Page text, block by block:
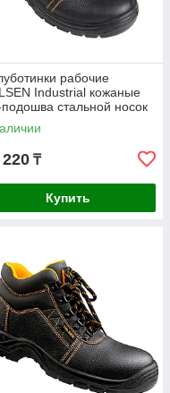
рабочие
Industrial кожаные
стальной носок
42 45324
₸
Купить